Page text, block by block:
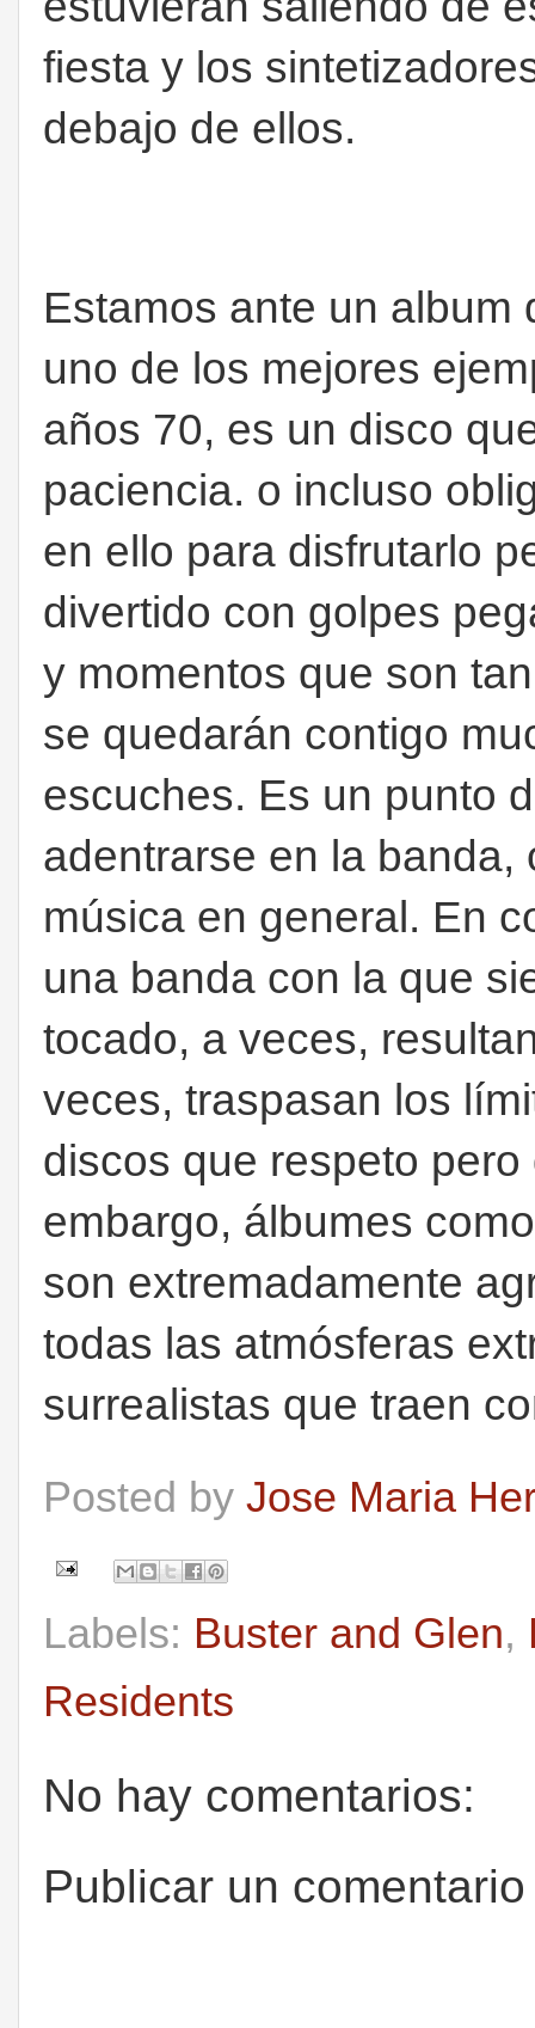
fiesta y los
debajo de ellos.
Estamos ante un
uno de los mejores
años 70, es un disco
paciencia. o incluso
en ello para disfrutarlo
divertido con golpes
y momentos que son
se quedarán contigo
escuches. Es un punto
adentrarse en la
música en general. En
una banda con la que
tocado, a veces,
veces, traspasan los
discos que respeto
embargo, álbumes
son extremadamente
todas las atmósferas
surrealistas que traen
Posted by Jose Maria
Labels: Buster and Glen,
Residents
No hay comentarios:
Publicar un comentario